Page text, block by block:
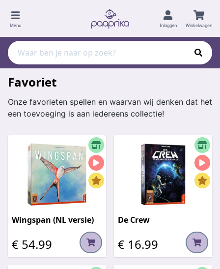
Menu Inloggen Winkelwagen
Favoriet
Onze favorieten spellen en waarvan wij denken dat het
een toevoeging is aan iedereens collectie!
Wingspan (NL versie)
€ 54.99
De Crew
€ 16.99